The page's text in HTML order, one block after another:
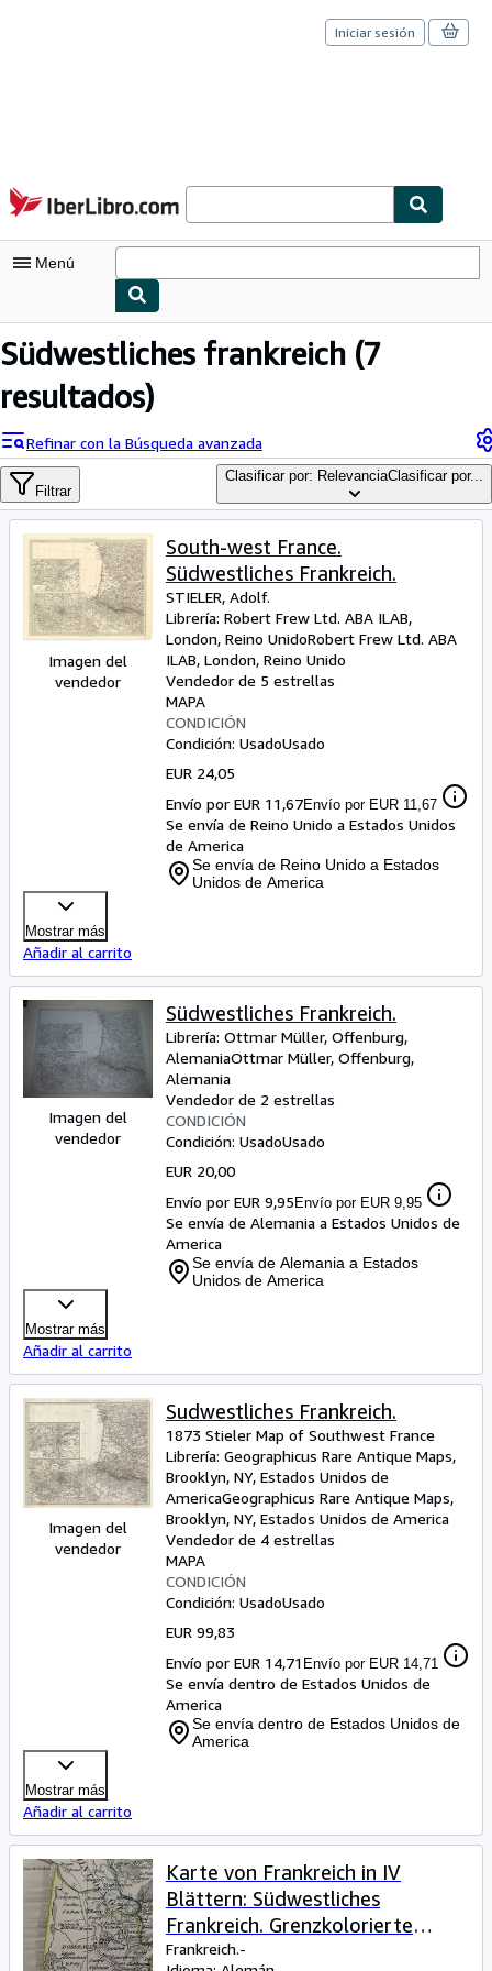
Pasar al contenido principal
IberLibro.com
Iniciar sesión
Menú
Mi cuenta
Consultar mis pedidos
Búsqueda avanzada
Colecciones
Libros antiguos
Arte y coleccionismo
Vendedores
Ayuda
CERRAR
Südwestliches frankreich (7
resultados)
Refinar con la Búsqueda avanzada
Filtrar
Clasificar por: RelevanciaClasificar por...
Imagen del
vendedor
South-west France.
Südwestliches Frankreich.
STIELER, Adolf.
Librería: Robert Frew Ltd. ABA ILAB,
London, Reino UnidoRobert Frew Ltd. ABA
ILAB, London, Reino Unido
Vendedor de 5 estrellas
MAPA
CONDICIÓN
Condición: UsadoUsado
EUR 24,05
Envío por EUR 11,67Envío por EUR 11,67
Se envía de Reino Unido a Estados Unidos
de America
Se envía de Reino Unido a Estados
Unidos de America
Mostrar más
Añadir al carrito
Imagen del
vendedor
Südwestliches Frankreich.
Librería: Ottmar Müller, Offenburg,
AlemaniaOttmar Müller, Offenburg,
Alemania
Vendedor de 2 estrellas
CONDICIÓN
Condición: UsadoUsado
EUR 20,00
Envío por EUR 9,95Envío por EUR 9,95
Se envía de Alemania a Estados Unidos de
America
Se envía de Alemania a Estados
Unidos de America
Mostrar más
Añadir al carrito
Imagen del
vendedor
Sudwestliches Frankreich.
1873 Stieler Map of Southwest France
Librería: Geographicus Rare Antique Maps,
Brooklyn, NY, Estados Unidos de
AmericaGeographicus Rare Antique Maps,
Brooklyn, NY, Estados Unidos de America
Vendedor de 4 estrellas
MAPA
CONDICIÓN
Condición: UsadoUsado
EUR 99,83
Envío por EUR 14,71 Envío por EUR 14,71
Se envía dentro de Estados Unidos de
America
Se envía dentro de Estados Unidos de
America
Mostrar más
Añadir al carrito
Karte von Frankreich in IV
Blättern: Südwestliches
Frankreich. Grenzkolorierte
Stahlstichkarte von W. von
Frankreich.-